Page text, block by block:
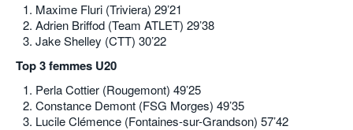
Maxime Fluri (Triviera) 29’21
Adrien Briffod (Team ATLET) 29’38
Jake Shelley (CTT) 30’22
Top 3 femmes U20
Perla Cottier (Rougemont) 49’25
Constance Demont (FSG Morges) 49’35
Lucile Clémence (Fontaines-sur-Grandson) 57’42